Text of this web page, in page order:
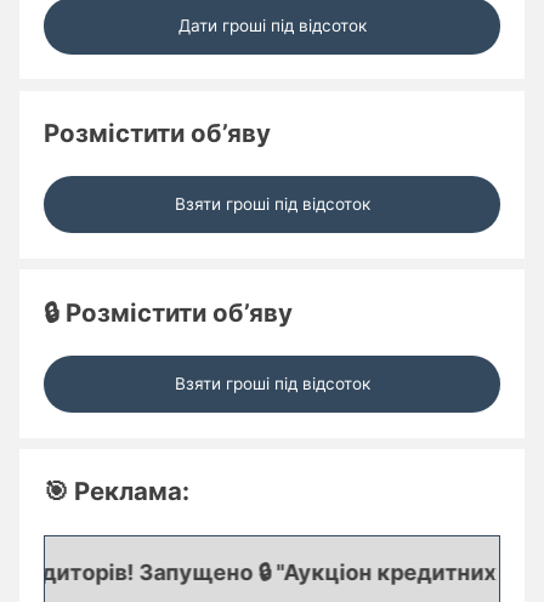
Дати гроші під відсоток
Розмістити об’яву
Взяти гроші під відсоток
🔒 Розмістити об’яву
Взяти гроші під відсоток
🎯 Реклама:
Запущено 🔒 "Аукціон кредитних